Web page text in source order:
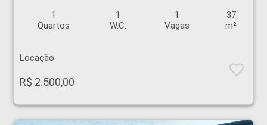
1
Quartos
1
W.C.
1
Vagas
37
m²
Locação
R$ 2.500,00